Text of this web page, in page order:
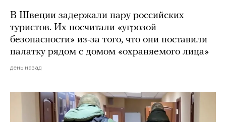
В Швеции задержали пару российских
туристов. Их посчитали «угрозой
безопасности» из-за того, что они поставили
палатку рядом с домом «охраняемого лица»
день назад